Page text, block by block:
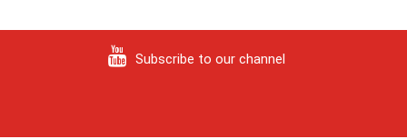
Subscribe to our channel